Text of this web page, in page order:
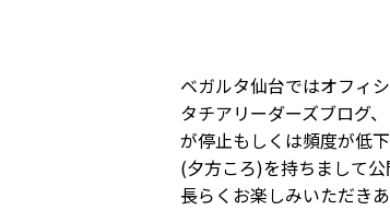
ベガルタ仙台ではオフィ
タチアリーダーズブログ
が停⽌もしくは頻度が低
(夕方ころ)を持ちまして公
⻑らくお楽しみいただき